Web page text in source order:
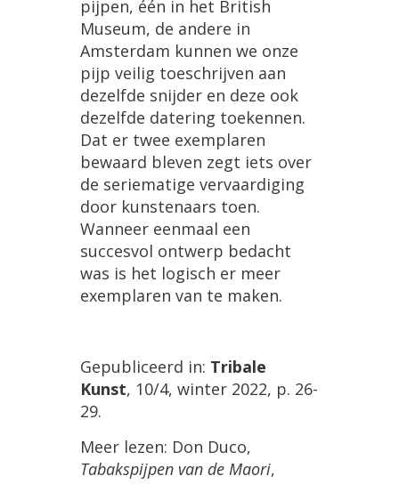
pijpen, één in het British
Museum, de andere in
Amsterdam kunnen we onze
pijp veilig toeschrijven aan
dezelfde snijder en deze ook
dezelfde datering toekennen.
Dat er twee exemplaren
bewaard bleven zegt iets over
de seriematige vervaardiging
door kunstenaars toen.
Wanneer eenmaal een
succesvol ontwerp bedacht
was is het logisch er meer
exemplaren van te maken.
Gepubliceerd in: Tribale
Kunst, 10/4, winter 2022, p. 26-
29.
Meer lezen: Don Duco,
Tabakspijpen van de Maori,